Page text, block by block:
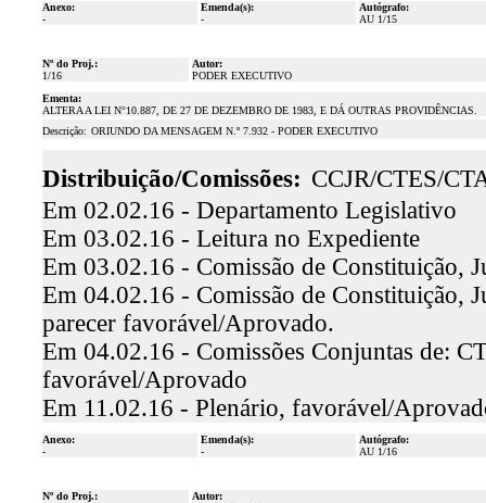
Anexo:
-
Emenda(s):
-
Autógrafo:
AU 1/15
Nº do Proj.:
1/16
Autor:
PODER EXECUTIVO
Ementa:
ALTERA A LEI N°10.887, DE 27 DE DEZEMBRO DE 1983, E DÁ OUTRAS PROVIDÊNCIAS.
Descrição: ORIUNDO DA MENSAGEM N.º 7.932 - PODER EXECUTIVO
Distribuição/Comissões: CCJR/CTES/
Em 02.02.16 - Departamento Legislativo
Em 03.02.16 - Leitura no Expediente
Em 03.02.16 - Comissão de Constituição,
Em 04.02.16 - Comissão de Constituição,
parecer favorável/Aprovado.
Em 04.02.16 - Comissões Conjuntas de:
favorável/Aprovado
Em 11.02.16 - Plenário, favorável/
Anexo:
-
Emenda(s):
-
Autógrafo:
AU 1/16
Nº do Proj.:
Autor: